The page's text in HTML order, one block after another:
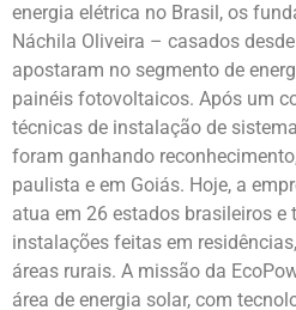
energia elétrica no Brasil, os
Náchila Oliveira – casados
apostaram no segmento de
painéis fotovoltaicos. Após um
técnicas de instalação de
foram ganhando
paulista e em Goiás. Hoje, a
atua em 26 estados brasileiros e
instalações feitas em
áreas rurais. A missão da
área de energia solar, com